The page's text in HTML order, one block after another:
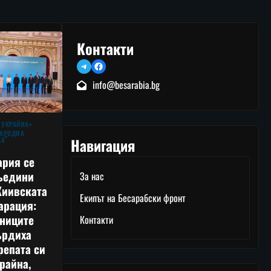
се
си
Контакти
TelegramFacebook
info@besarabia.bg
Навигация
За нас
Екипът на Бесарабски фронт
Контакти